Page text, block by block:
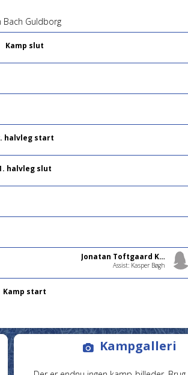
Bach Guldborg
Kamp slut
halvleg start
halvleg slut
Jonatan Toftgaard Kristensen
Assist: Kasper Bøgh
Kamp start
Kampgalleri